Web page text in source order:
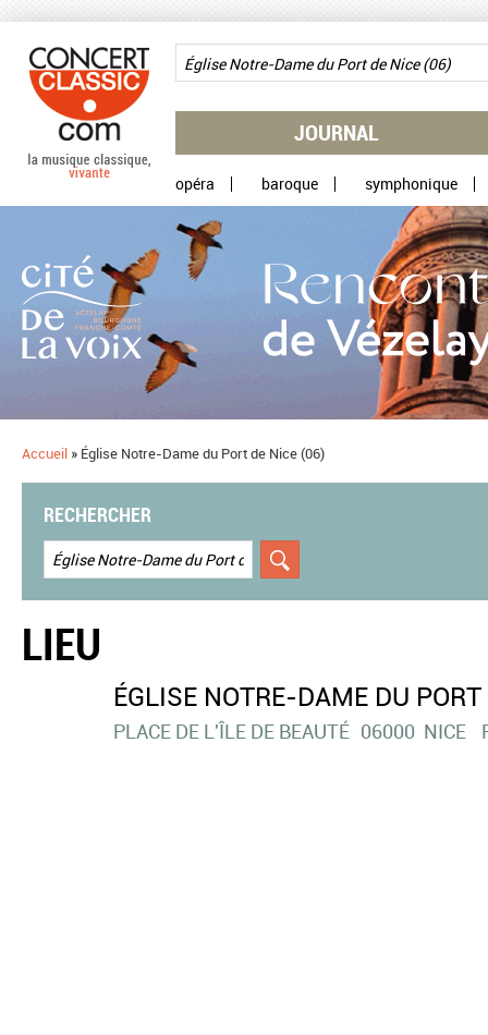
JOURNAL
opéra baroque symphonique
Accueil » Église Notre-Dame du Port de Nice (06)
RECHERCHER
LIEU
ÉGLISE NOTRE-DAME DU
PLACE DE L'ÎLE DE BEAUTÉ 06000 NICE